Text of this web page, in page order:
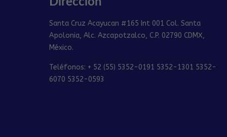
Santa Cruz Acayucan #165 Int 001 Col. Santa
Apolonia, Alc. Azcapotzalco, C.P. 02790 CDMX,
México.
Teléfonos: + 52 (55) 5352-0191 5352-1301 5352-
6070 5352-0593